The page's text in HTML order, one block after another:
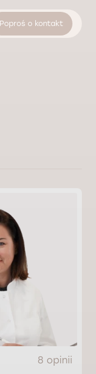
Poproś o kontakt
8 opinii